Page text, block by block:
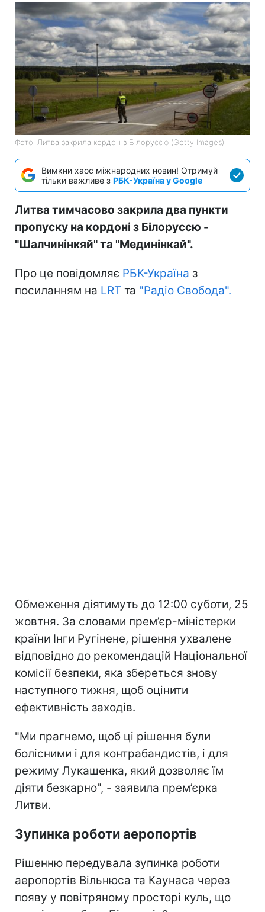
Фото: Литва закрила кордон з Білоруссю (Getty Images)
Вимкни хаос міжнародних новин! Отримуй
тільки важливе з РБК-Україна у Google
Литва тимчасово закрила два пункти
пропуску на кордоні з Білоруссю -
"Шалчинінкяй" та "Мединінкай".
Про це повідомляє РБК-Україна з
посиланням на LRT та "Радіо Свобода".
Обмеження діятимуть до 12:00 суботи, 25
жовтня. За словами прем’єр-міністерки
країни Інги Ругінене, рішення ухвалене
відповідно до рекомендацій Національної
комісії безпеки, яка збереться знову
наступного тижня, щоб оцінити
ефективність заходів.
"Ми прагнемо, щоб ці рішення були
болісними і для контрабандистів, і для
режиму Лукашенка, який дозволяє їм
діяти безкарно", - заявила прем’єрка
Литви.
Зупинка роботи аеропортів
Рішенню передувала зупинка роботи
аеропортів Вільнюса та Каунаса через
появу у повітряному просторі куль, що